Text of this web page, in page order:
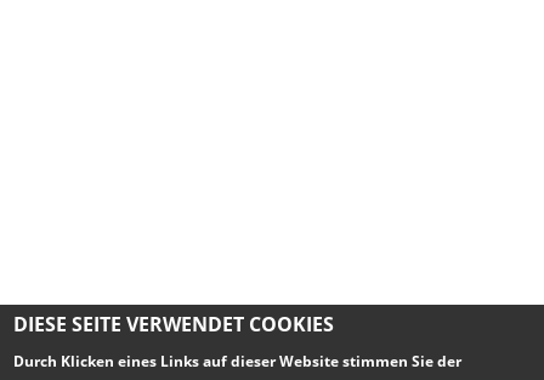
DIESE SEITE VERWENDET COOKIES
Durch Klicken eines Links auf dieser Website stimmen Sie der